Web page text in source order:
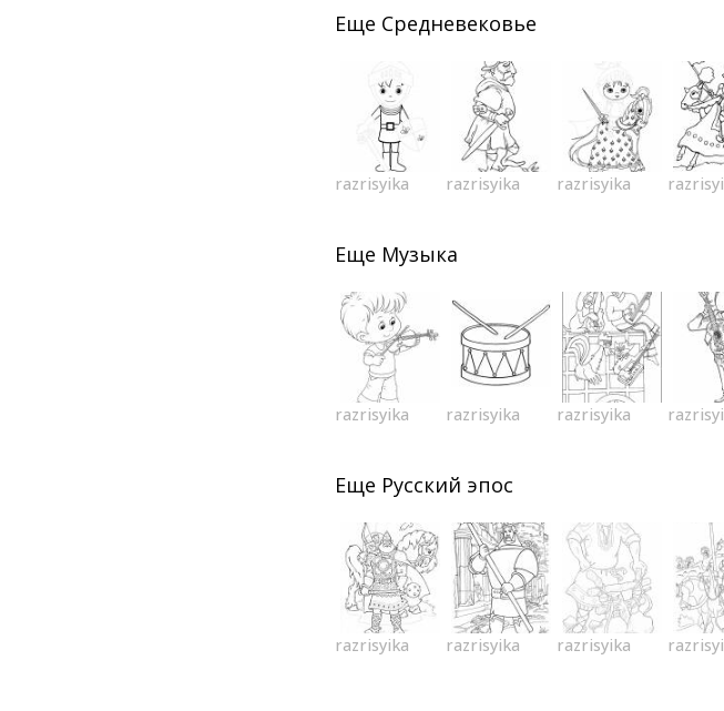
Еще Средневековье
razrisyika razrisyika razrisyika
Еще Музыка
razrisyika razrisyika razrisyika
Еще Русский эпос
razrisyika razrisyika razrisyika